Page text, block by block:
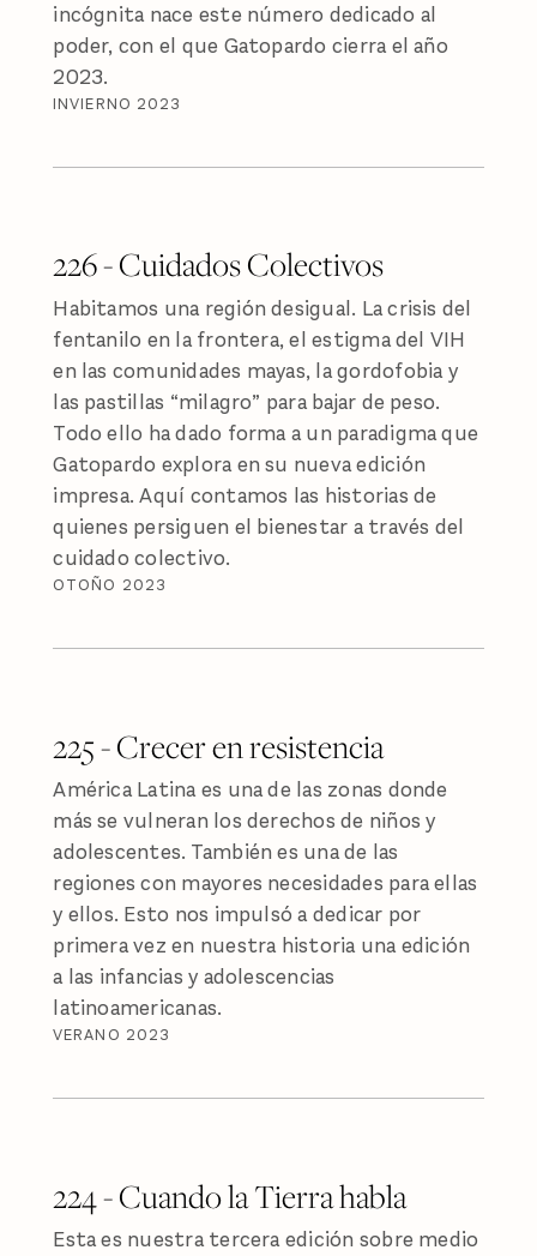
incógnita nace este número dedicado al
poder, con el que Gatopardo cierra el año
2023.
INVIERNO 2023
226 - Cuidados Colectivos
Habitamos una región desigual. La crisis del
fentanilo en la frontera, el estigma del VIH
en las comunidades mayas, la gordofobia y
las pastillas “milagro” para bajar de peso.
Todo ello ha dado forma a un paradigma que
Gatopardo explora en su nueva edición
impresa. Aquí contamos las historias de
quienes persiguen el bienestar a través del
cuidado colectivo.
OTOÑO 2023
225 - Crecer en resistencia
América Latina es una de las zonas donde
más se vulneran los derechos de niños y
adolescentes. También es una de las
regiones con mayores necesidades para ellas
y ellos. Esto nos impulsó a dedicar por
primera vez en nuestra historia una edición
a las infancias y adolescencias
latinoamericanas.
VERANO 2023
224 - Cuando la Tierra habla
Esta es nuestra tercera edición sobre medio